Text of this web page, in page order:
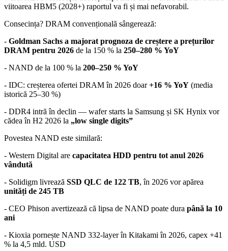
viitoarea HBM5 (2028+) raportul va fi și mai nefavorabil.
Consecința? DRAM convențională sângerează:
- Goldman Sachs a majorat prognoza de creștere a prețurilor
DRAM pentru 2026 de la 150 % la 250–280 % YoY
- NAND de la 100 % la 200–250 % YoY
- IDC: creșterea ofertei DRAM în 2026 doar+16 % YoY (media
istorică 25–30 %)
- DDR4 intră în declin — wafer starts la Samsung și SK Hynix vor
cădea în H2 2026 la „low single digits”
Povestea NAND este similară:
- Western Digital are capacitatea HDD pentru tot anul 2026
vândută
- Solidigm livrează SSD QLC de 122 TB, în 2026 vor apărea
unități de 245 TB
- CEO Phison avertizează că lipsa de NAND poate dura până la 10
ani
- Kioxia pornește NAND 332-layer în Kitakami în 2026, capex +41
% la 4,5 mld. USD